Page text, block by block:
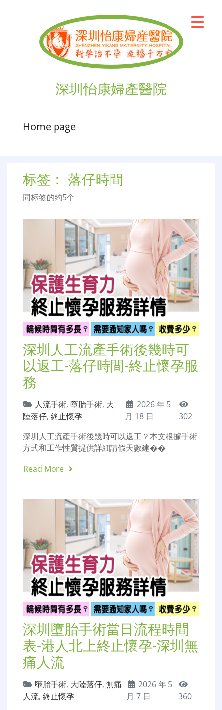
深圳怡康婦產醫院
Home page
标签： 落仔時間
同标签的约5个
深圳人工流產手術後幾時可
以返工-落仔時間-終止懷孕服
務
人流手術, 墮胎手術, 大
陸落仔, 終止懷孕
2026 年 5
月 18 日
302
深圳人工流產手術後幾時可以返工？本文根據手術
方式和工作性質提供詳細請假天數建��
Read More
深圳墮胎手術當日流程時間
表-港人北上終止懷孕-深圳無
痛人流
墮胎手術, 大陸落仔, 無痛
人流, 終止懷孕
2026 年 5
月 7 日
360